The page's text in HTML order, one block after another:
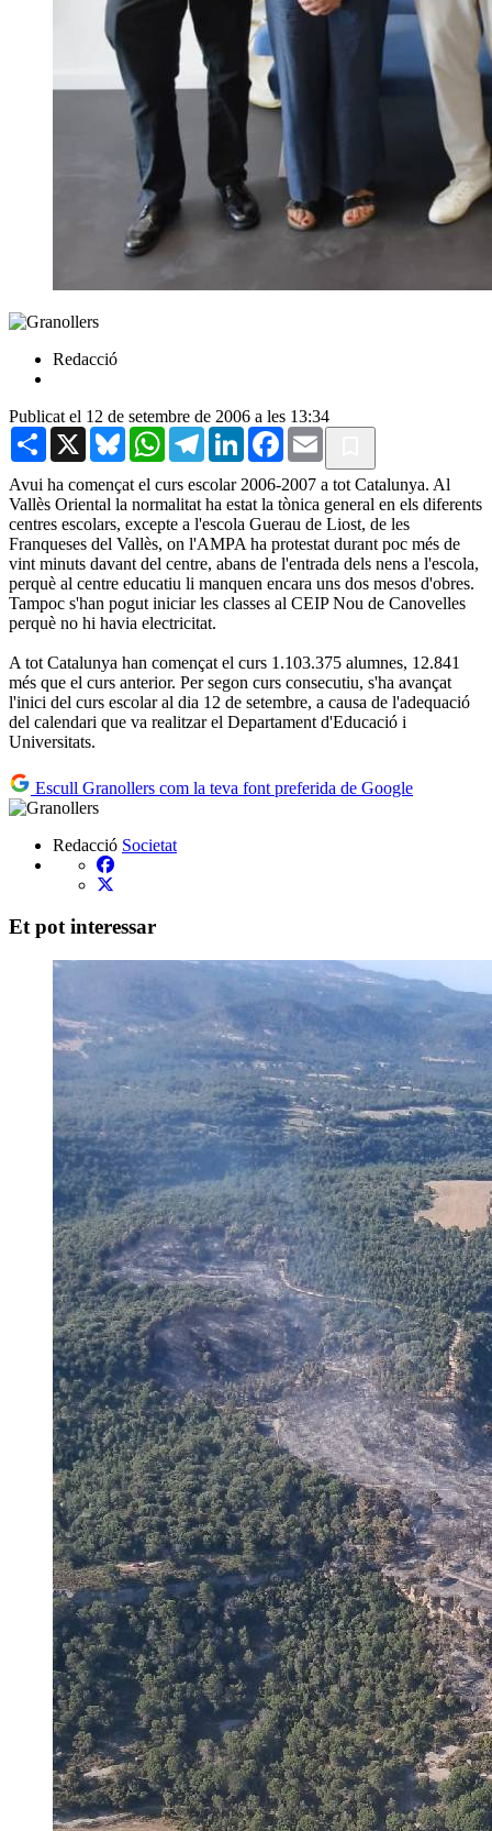
Redacció
Publicat el 12 de setembre de 2006 a les 13:34
Share X BlueskyWhatsAppTelegramLinkedInFacebook
Email
Avui ha començat el curs escolar 2006-2007 a tot Catalunya. Al
Vallès Oriental la normalitat ha estat la tònica general en els diferents
centres escolars, excepte a l'escola Guerau de Liost, de les
Franqueses del Vallès, on l'AMPA ha protestat durant poc més de
vint minuts davant del centre, abans de l'entrada dels nens a l'escola,
perquè al centre educatiu li manquen encara uns dos mesos d'obres.
Tampoc s'han pogut iniciar les classes al CEIP Nou de Canovelles
perquè no hi havia electricitat.
A tot Catalunya han començat el curs 1.103.375 alumnes, 12.841
més que el curs anterior. Per segon curs consecutiu, s'ha avançat
l'inici del curs escolar al dia 12 de setembre, a causa de l'adequació
del calendari que va realitzar el Departament d'Educació i
Universitats.
Escull Granollers com la teva font preferida de Google
Redacció Societat
Et pot interessar